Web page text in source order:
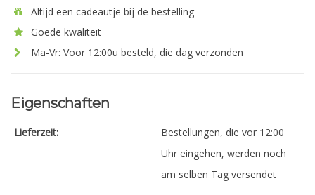
Altijd een cadeautje bij de bestelling
Goede kwaliteit
Ma-Vr: Voor 12:00u besteld, die dag verzonden
Eigenschaften
Lieferzeit:
Bestellungen, die vor 12:00
Uhr eingehen, werden noch
am selben Tag versendet